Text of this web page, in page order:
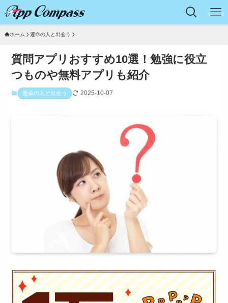
ホーム 運命の人と出会う
質問アプリおすすめ10選！勉強に役立
つものや無料アプリも紹介
運命の人と出会う 2025-10-07